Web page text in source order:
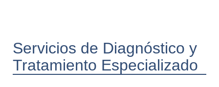
Servicios de Diagnóstico y
Tratamiento Especializado